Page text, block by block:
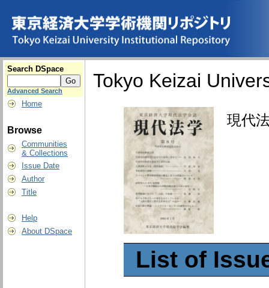
Search DSpace
Advanced Search
Home
Browse
Communities
& Collections
Issue Date
Author
Title
Help
About DSpace
Tokyo Keizai
現代
List of